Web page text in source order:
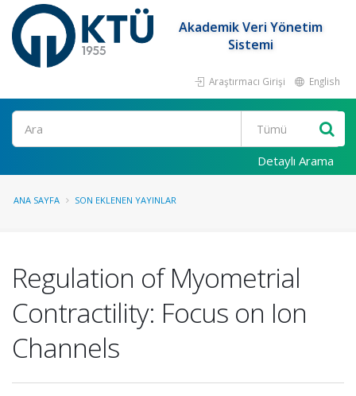
Akademik Veri Yönetim
Sistemi
Araştırmacı Girişi English
Ara
Detaylı Arama
ANA SAYFA SON EKLENEN YAYINLAR
Regulation of Myometrial
Contractility: Focus on Ion
Channels